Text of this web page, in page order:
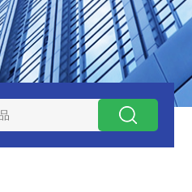
JB-43TP型加热搅拌器